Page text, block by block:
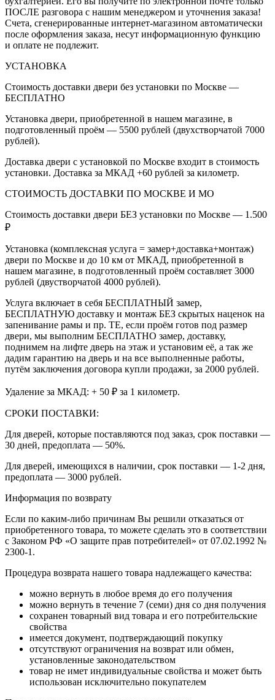
ПОСЛЕ разговора с нашим менеджером и уточнения заказа!
Счета, сгенерированные интернет-магазином автоматически
после оформления заказа, несут информационную функцию
и оплате не подлежит.
УСТАНОВКА
Стоимость доставки двери без установки по Москве —
БЕСПЛАТНО
Установка двери, приобретенной в нашем магазине, в
подготовленный проём — 5500 рублей (двухстворчатой 7000
рублей).
Доставка двери с установкой по Москве входит в стоимость
установки. Доставка за МКАД +60 рублей за километр.
СТОИМОСТЬ ДОСТАВКИ ПО МОСКВЕ И МО
Стоимость доставки двери БЕЗ установки по Москве — 1.500
₽
Установка (комплексная услуга = замер+доставка+монтаж)
двери по Москве и до 10 км от МКАД, приобретенной в
нашем магазине, в подготовленный проём составляет 3000
рублей (двустворчатой 4000 рублей).
Услуга включает в себя БЕСПЛАТНЫЙ замер,
БЕСПЛАТНУЮ доставку и монтаж БЕЗ скрытых наценок на
запенивание рамы и пр. ТЕ, если проём готов под размер
двери, мы выполним БЕСПЛАТНО замер, доставку,
поднимем на лифте дверь на этаж и установим её, а так же
дадим гарантию на дверь и на все выполненные работы,
путём заключения договора купли продажи, за 2000 рублей.
Удаление за МКАД: + 50 ₽ за 1 километр.
СРОКИ ПОСТАВКИ:
Для дверей, которые поставляются под заказ, срок поставки —
30 дней, предоплата — 50%.
Для дверей, имеющихся в наличии, срок поставки — 1-2 дня,
предоплата — 3000 рублей.
Информация по возврату
Если по каким-либо причинам Вы решили отказаться от
приобретенного товара, то можете сделать это в соответствии
с Законом РФ «О защите прав потребителей» от 07.02.1992 №
2300-1.
Процедура возврата нашего товара надлежащего качества:
можно вернуть в любое время до его получения
можно вернуть в течение 7 (семи) дня со дня получения
сохранен товарный вид товара и его потребительские
свойства
имеется документ, подтверждающий покупку
отсутствуют ограничения на возврат или обмен,
установленные законодательством
товар не имет индивидуальные свойства и может быть
использован исключительно покупателем